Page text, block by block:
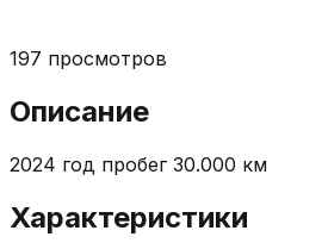
197 просмотров
Описание
2024 год пробег 30.000 км
Характеристики